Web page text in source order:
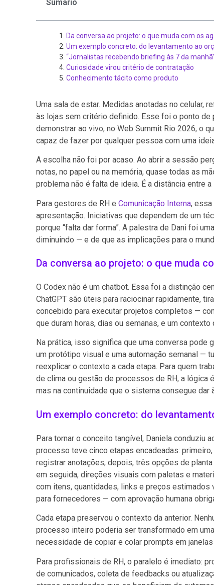
Sumário
Da conversa ao projeto: o que muda com os
Um exemplo concreto: do levantamento ao
“Jornalistas recebendo briefing às 7 da
Curiosidade virou critério de contratação
Conhecimento tácito como produto
Uma sala de estar. Medidas anotadas no celular,
às lojas sem critério definido. Esse foi o ponto de
demonstrar ao vivo, no Web Summit Rio 2026, o
capaz de fazer por qualquer pessoa com uma
A escolha não foi por acaso. Ao abrir a sessão
notas, no papel ou na memória, quase todas as
problema não é falta de ideia. É a distância entre a
Para gestores de RH e Comunicação Interna, essa
apresentação. Iniciativas que dependem de um
porque “falta dar forma”. A palestra de Dani foi
diminuindo — e de que as implicações para o
Da conversa ao projeto: o que muda
O Codex não é um chatbot. Essa foi a distinção
ChatGPT são úteis para raciocinar rapidamente,
concebido para executar projetos completos —
que duram horas, dias ou semanas, e um
Na prática, isso significa que uma conversa pode
um protótipo visual e uma automação semanal —
reexplicar o contexto a cada etapa. Para quem
de clima ou gestão de processos de RH, a lógica
mas na continuidade que o sistema consegue dar
Um exemplo concreto: do
Para tornar o conceito tangível, Daniela conduziu
processo teve cinco etapas encadeadas:
registrar anotações; depois, três opções de
em seguida, direções visuais com paletas e
com itens, quantidades, links e preços estimados
para fornecedores — com aprovação humana
Cada etapa preservou o contexto da anterior.
processo inteiro poderia ser transformado em
necessidade de copiar e colar prompts em
Para profissionais de RH, o paralelo é imediato:
de comunicados, coleta de feedbacks ou